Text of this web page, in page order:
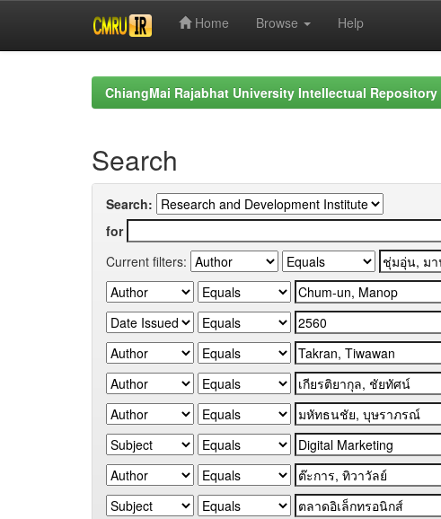
Home Browse Help
ChiangMai Rajabhat University Intellectual Repository
Search
Search:
for
Current filters: